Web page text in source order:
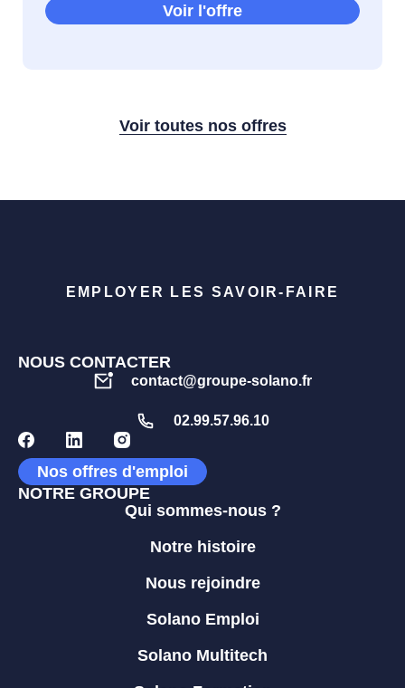
Voir l'offre
Voir toutes nos offres
EMPLOYER LES SAVOIR-FAIRE
NOUS CONTACTER
contact@groupe-solano.fr
02.99.57.96.10
Nos offres d'emploi
NOTRE GROUPE
Qui sommes-nous ?
Notre histoire
Nous rejoindre
Solano Emploi
Solano Multitech